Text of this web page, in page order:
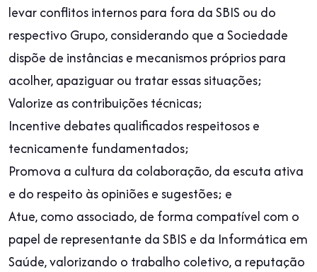
levar conflitos internos para fora da SBIS ou do
respectivo Grupo, considerando que a Sociedade
dispõe de instâncias e mecanismos próprios para
acolher, apaziguar ou tratar essas situações;
Valorize as contribuições técnicas;
Incentive debates qualificados respeitosos e
tecnicamente fundamentados;
Promova a cultura da colaboração, da escuta ativa
e do respeito às opiniões e sugestões; e
Atue, como associado, de forma compatível com o
papel de representante da SBIS e da Informática em
Saúde, valorizando o trabalho coletivo, a reputação